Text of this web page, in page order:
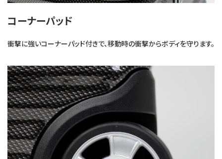
コーナーパッド
衝撃に強いコーナーパッド付きで、移動時の衝撃からボディを守ります。